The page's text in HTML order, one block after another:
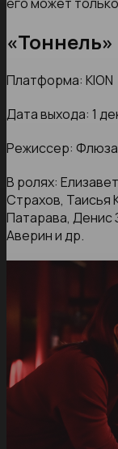
«Тоннель»
Платформа: КION
Дата выхода: 1
Режиссер:
В ролях:
Страхов, Таисья
Патарава, Денис
Аверин и др.